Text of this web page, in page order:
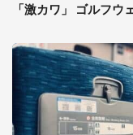
「激カワ」 ゴルフ